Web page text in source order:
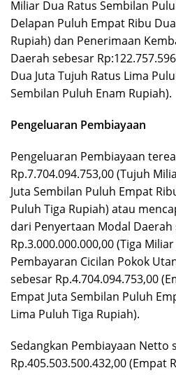
Miliar Dua Ratus Sembilan
Delapan Puluh Empat Ribu
Rupiah) dan Penerimaan
Daerah sebesar
Dua Juta Tujuh Ratus Lima
Sembilan Puluh Enam Rupiah).
Pengeluaran Pembiayaan
Pengeluaran Pembiayaan
Rp.7.704.094.753,00 (Tujuh
Juta Sembilan Puluh Empat
Puluh Tiga Rupiah) atau
dari Penyertaan Modal Daerah
Rp.3.000.000.000,00 (Tiga
Pembayaran Cicilan Pokok
sebesar Rp.4.704.094.753,00
Empat Juta Sembilan Puluh
Lima Puluh Tiga Rupiah).
Sedangkan Pembiayaan Netto
Rp.405.503.500.432,00 (Empat